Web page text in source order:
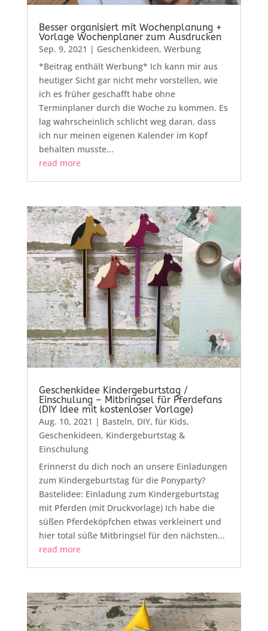
Besser organisiert mit Wochenplanung +
Vorlage Wochenplaner zum Ausdrucken
Sep. 9, 2021 | Geschenkideen, Werbung
*Beitrag enthält Werbung* Ich kann mir aus
heutiger Sicht gar nicht mehr vorstellen, wie
ich es früher geschafft habe ohne
Terminplaner durch die Woche zu kommen. Es
lag wahrscheinlich schlicht weg daran, dass
ich nur meinen eigenen Kalender im Kopf
behalten musste...
read more
Geschenkidee Kindergeburtstag /
Einschulung – Mitbringsel für Pferdefans
(DIY Idee mit kostenloser Vorlage)
Aug. 10, 2021 | Basteln, DIY, für Kids,
Geschenkideen, Kindergeburtstag &
Einschulung
Erinnerst du dich noch an unsere Einladungen
zum Kindergeburtstag für die Ponyparty?
Bastelidee: Einladung zum Kindergeburtstag
mit Pferden (mit Druckvorlage) Ich habe die
süßen Pferdeköpfchen etwas verkleinert und
hier total süße Mitbringsel für den nächsten...
read more